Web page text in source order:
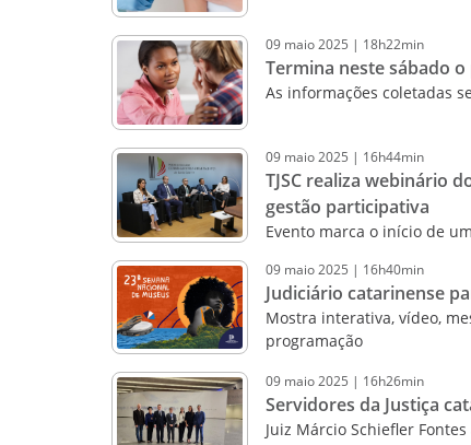
09 maio2025 | 18h22min
Termina neste sábado
As informações coletadas
09 maio2025 | 16h44min
TJSC realiza webinário
gestão participativa
Evento marca o início de
09 maio2025 | 16h40min
Judiciário catarinense
Mostra interativa, vídeo,
programação
09 maio2025 | 16h26min
Servidores da Justiça
Juiz Márcio Schiefler